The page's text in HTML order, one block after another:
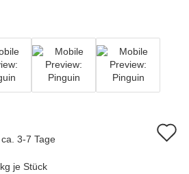
ca. 3-7 Tage
kg je Stück